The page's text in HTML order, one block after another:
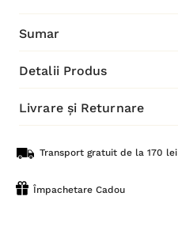
Sumar
Detalii Produs
Livrare și Returnare
Transport gratuit de la 170 lei
Împachetare Cadou